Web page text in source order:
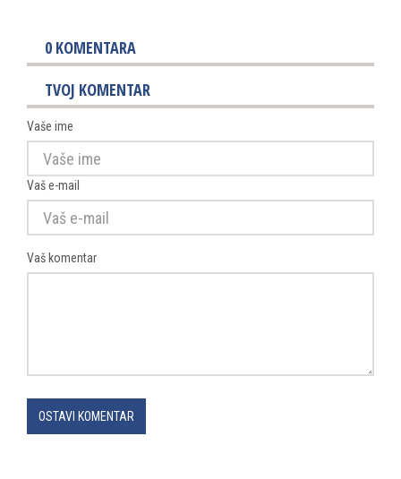
0 KOMENTARA
TVOJ KOMENTAR
Vaše ime
Vaš e-mail
Vaš komentar
OSTAVI KOMENTAR